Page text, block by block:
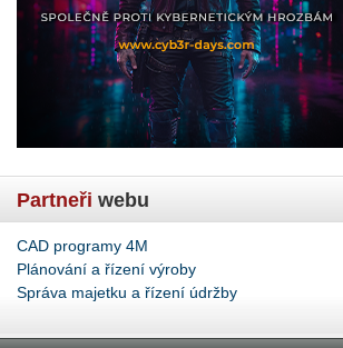
Partneři webu
CAD programy 4M
Plánování a řízení výroby
Správa majetku a řízení údržby